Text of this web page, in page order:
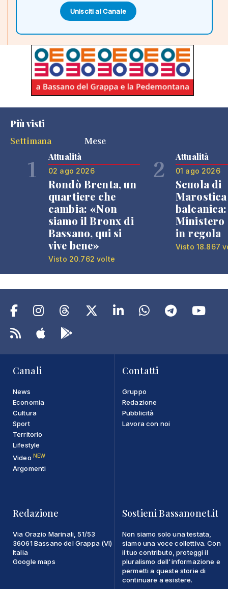
Unisciti al Canale
Più visti
Settimana
Mese
1 Attualità
02 ago 2026
Rondò Brenta, un
quartiere che
cambia: «Non
siamo il Bronx di
Bassano, qui si
vive bene»
Visto 20.762 volte
2 Attualità
01 ago 2026
Scuola di
Ministero
in regola
Visto 18.867
Canali
News
Economia
Cultura
Sport
Territorio
Lifestyle
Video NEW
Argomenti
Contatti
Gruppo
Redazione
Pubblicità
Lavora con noi
Redazione
Via Orazio Marinali, 51/53
36061 Bassano del Grappa (VI)
Italia
Google maps
Sostieni Bassanonet.it
Non siamo solo una testata,
siamo una voce collettiva. Con
il tuo contributo, proteggi il
pluralismo dell'informazione e
permetti a queste storie di
continuare a esistere.